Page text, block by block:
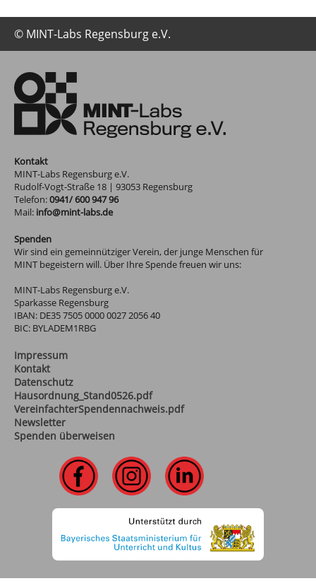
© MINT-Labs Regensburg e.V.
Kontakt
MINT-Labs Regensburg e.V.
Rudolf-Vogt-Straße 18 | 93053 Regensburg
Telefon:0941/ 600 947 96
Mail: info@mint-labs.de
Spenden
Wir sind ein gemeinnütziger Verein, der junge Menschen für
MINT begeistern will. Über Ihre Spende freuen wir uns:
MINT-Labs Regensburg e.V.
Sparkasse Regensburg
IBAN: DE35 7505 0000 0027 2056 40
BIC: BYLADEM1RBG
Impressum
Kontakt
Datenschutz
Hausordnung_Stand0526.pdf
VereinfachterSpendennachweis.pdf
Newsletter
Spenden überweisen